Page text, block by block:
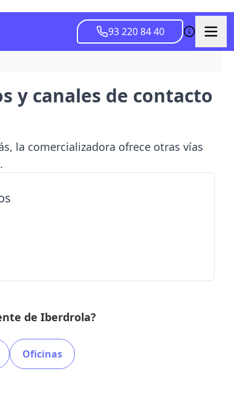
93 220 84 40
y canales de contacto
la comercializadora ofrece otras vías
de Iberdrola?
Oficinas